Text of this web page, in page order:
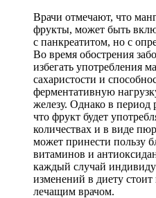
Врачи отмечают, что
фрукты, может быть
с панкреатитом, но с
Во время обострения
избегать употребления
сахаристости и
ферментативную
железу. Однако в
что фрукт будет
количествах и в виде
может принести пользу
витаминов и
каждый случай
изменений в диету стоит
лечащим врачом.